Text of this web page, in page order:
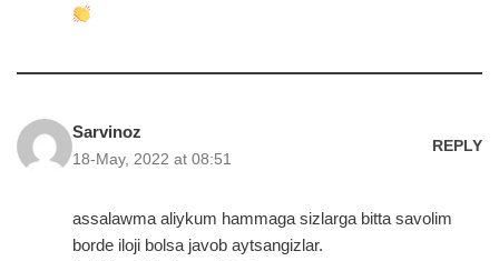
Sarvinoz
18-May, 2022 at 08:51
REPLY
assalawma aliykum hammaga sizlarga bitta savolim
borde iloji bolsa javob aytsangizlar.